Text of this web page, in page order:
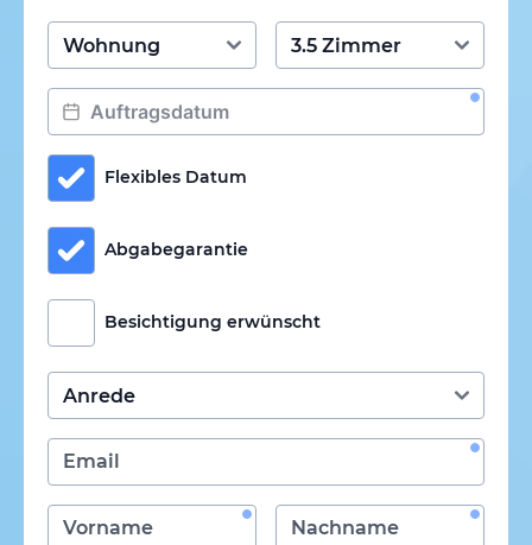
Flexibles Datum
Abgabegarantie
Besichtigung erwünscht